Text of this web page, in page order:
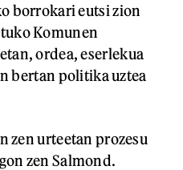
borrokari eutsi zion
Komunen
ordea, eserlekua
bertan politika uztea
zen urteetan prozesu
zen Salmond.